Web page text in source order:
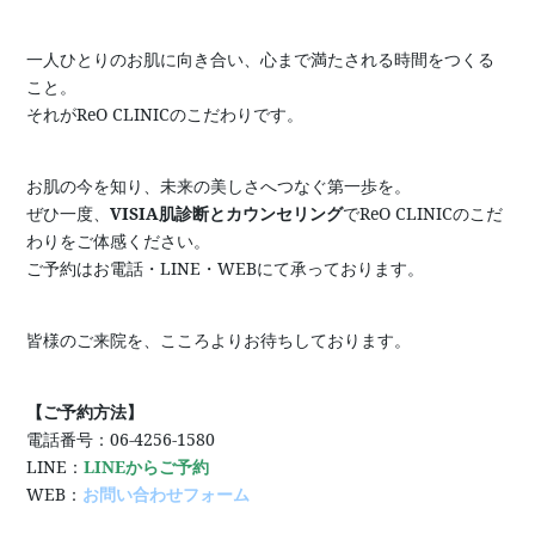
一人ひとりのお肌に向き合い、心まで満たされる時間をつくる
こと。
それがReO CLINICのこだわりです。
お肌の今を知り、未来の美しさへつなぐ第一歩を。
ぜひ一度、VISIA肌診断とカウンセリングでReO CLINICのこだ
わりをご体感ください。
ご予約はお電話・LINE・WEBにて承っております。
皆様のご来院を、こころよりお待ちしております。
【ご予約方法】
電話番号：06-4256-1580
LINE：LINEからご予約
WEB： お問い合わせフォーム